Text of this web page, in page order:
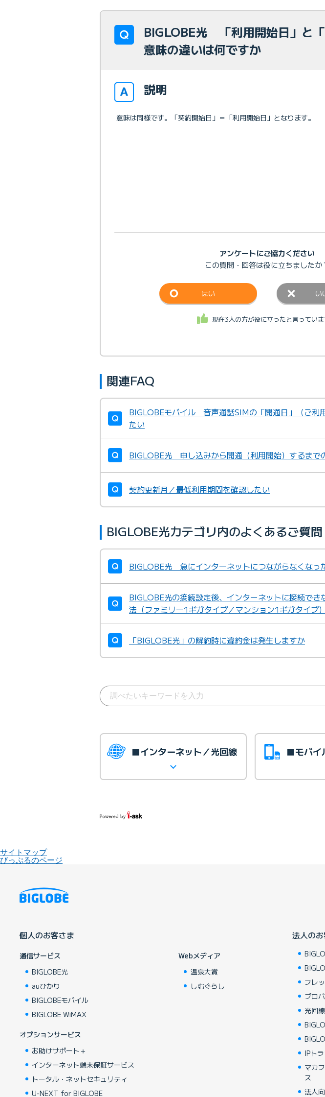
BIGLOBE光 「利用開始日」と
意味の違いは何ですか
説明
意味は同様です。「契約開始日」＝「利用開始日」となります。
アンケートにご協力ください
この質問・回答は役に立ちましたか
はい い
現在3人の方が役に立ったと言っていま
関連FAQ
BIGLOBEモバイル 音声通話SIMの「開通日」（ご利
たい
BIGLOBE光 申し込みから開通（利用開始）するまで
契約更新月／最低利用期間を確認したい
BIGLOBE光カテゴリ内のよくあるご質問
BIGLOBE光 急にインターネットにつながらなくなっ
BIGLOBE光の接続設定後、インターネットに接続でき
法（ファミリー1ギガタイプ／マンション1ギガタイプ）
「BIGLOBE光」の解約時に違約金は発生しますか
■インターネット／光回線 ■モバイ
サイトマップ
びっぷるのページ
個人のお客さま
通信サービス
BIGLOBE光
auひかり
BIGLOBEモバイル
BIGLOBE WiMAX
オプションサービス
お助けサポート＋
インターネット端末保証サービス
トータル・ネットセキュリティ
U-NEXT for BIGLOBE
Webメディア
温泉大賞
しむぐらし
法人の
フレ
プロ
光回
IPト
マカ
ス
法人